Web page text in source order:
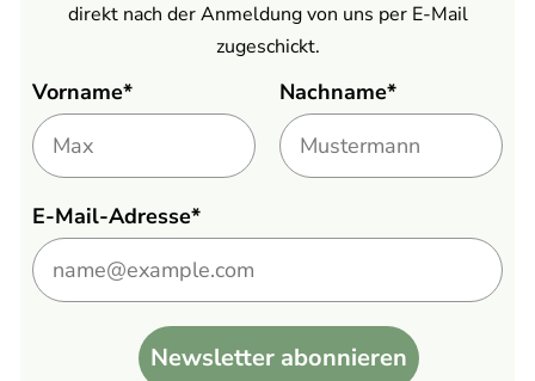
direkt nach der Anmeldung von uns per E-Mail
zugeschickt.
Vorname* Nachname*
E-Mail-Adresse*
Newsletter abonnieren